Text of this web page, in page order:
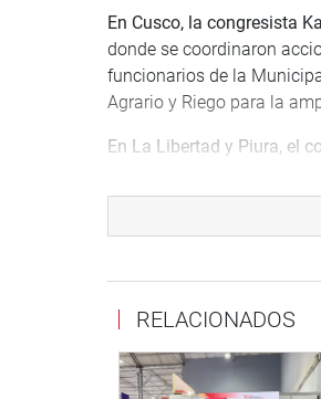
En Cusco, la congresista
donde se coordinaron
funcionarios de la
Agrario y Riego para la
En La Libertad y Piura, el
compromiso en la defensa
expuso el Proyecto de
el nombramiento
Áncash, Arequipa,
resaltando la urgencia de
RELACIONADOS